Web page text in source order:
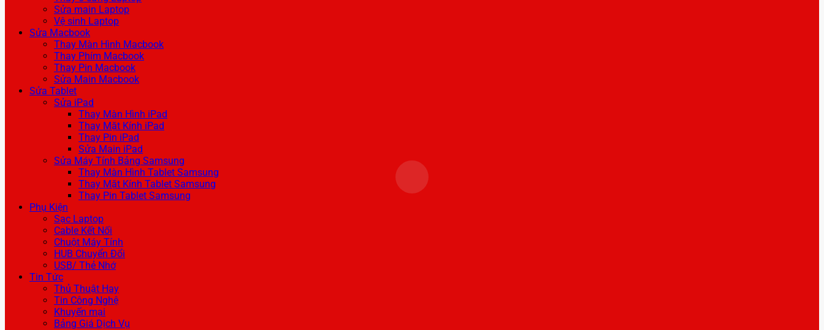
Sửa main Laptop
Vệ sinh Laptop
Sửa Macbook
Thay Màn Hình Macbook
Thay Phím Macbook
Thay Pin Macbook
Sửa Main Macbook
Sửa Tablet
Sửa iPad
Thay Màn Hình iPad
Thay Mặt Kính iPad
Thay Pin iPad
Sửa Main iPad
Sửa Máy Tính Bảng Samsung
Thay Màn Hình Tablet Samsung
Thay Mặt Kính Tablet Samsung
Thay Pin Tablet Samsung
Phụ Kiện
Sạc Laptop
Cable Kết Nối
Chuột Máy Tính
HUB Chuyển Đổi
USB/ Thẻ Nhớ
Tin Tức
Thủ Thuật Hay
Tin Công Nghệ
Khuyến mại
Bảng Giá Dịch Vụ